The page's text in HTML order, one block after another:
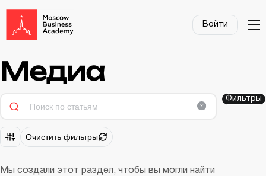
Войти
Медиа
Фильтры
Очистить фильтры
Мы создали этот раздел, чтобы вы могли найти